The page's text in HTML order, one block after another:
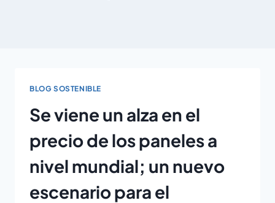
BLOG SOSTENIBLE
Se viene un alza en el
precio de los paneles a
nivel mundial; un nuevo
escenario para el